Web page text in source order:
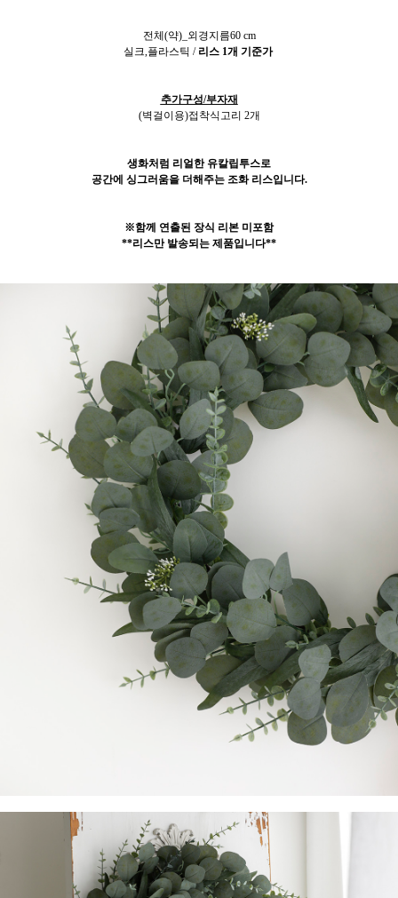
전체(약)_외경지름60 cm
실크,플라스틱 / 리스 1개 기준가
추가구성/부자재
(벽걸이용)접착식고리 2개
생화처럼 리얼한 유칼립투스로
공간에 싱그러움을 더해주는 조화 리스입니다.
※함께 연출된 장식 리본 미포함
**리스만 발송되는 제품입니다**